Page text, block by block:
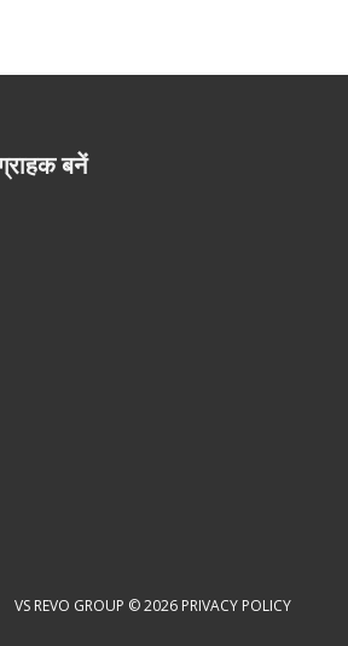
बनें
VS REVO GROUP © 2026 PRIVACY POLICY